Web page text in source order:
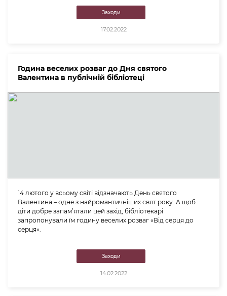
Заходи
17.02.2022
Година веселих розваг до Дня святого
Валентина в публічній бібліотеці
14 лютого у всьому світі відзначають День святого
Валентина – одне з найромантичніших свят року. А щоб
діти добре запам’ятали цей захід, бібліотекарі
запропонували їм годину веселих розваг «Від серця до
серця».
Заходи
14.02.2022